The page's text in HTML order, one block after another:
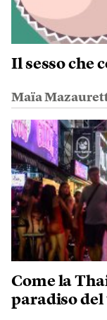
Il sesso che
Maïa
Come la
paradiso del